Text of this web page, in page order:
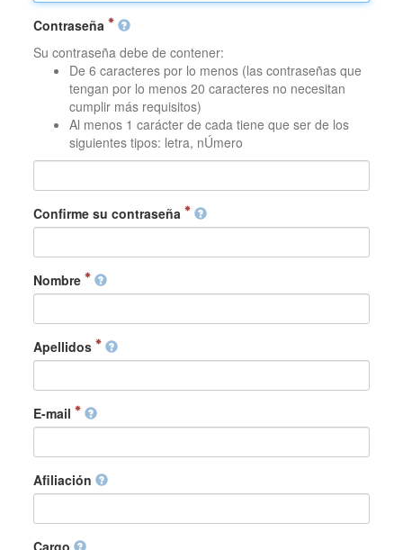
Contraseña
Su contraseña debe de contener:
De 6 caracteres por lo menos (las contraseñas que
tengan por lo menos 20 caracteres no necesitan
cumplir más requisitos)
Al menos 1 carácter de cada tiene que ser de los
siguientes tipos: letra, nÚmero
Confirme su contraseña
Nombre
Apellidos
E-mail
Afiliación
Cargo